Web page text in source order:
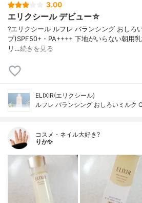
3.00
エリクシール デビュー☆
?エリクシール ルフレ バランシング おしろ
プ)SPF50+・PA++++ 下地がいらない朝用
リ…続きを見る
ELIXIR(エリクシール)
ルフレ バランシング おしろいミルク C
コスメ・ネイル大好き?
りか✨